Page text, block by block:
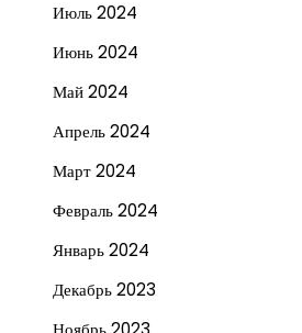
Июль 2024
Июнь 2024
Май 2024
Апрель 2024
Март 2024
Февраль 2024
Январь 2024
Декабрь 2023